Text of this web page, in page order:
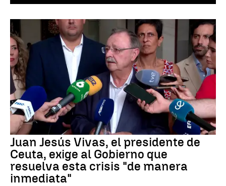
Juan Jesús Vivas, el presidente de
Ceuta, exige al Gobierno que
resuelva esta crisis "de manera
inmediata"